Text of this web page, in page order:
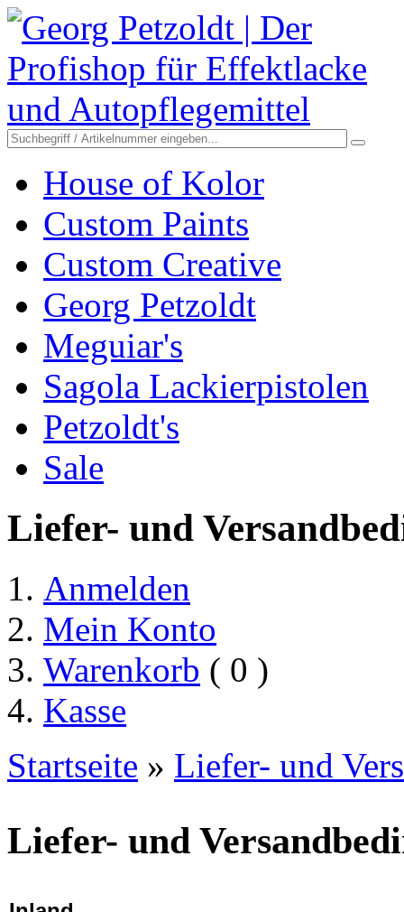
House of Kolor
Custom Paints
Custom Creative
Georg Petzoldt
Meguiar's
Sagola Lackierpistolen
Petzoldt's
Sale
Liefer- und
Anmelden
Mein Konto
Warenkorb ( 0 )
Kasse
Startseite » Liefer- und
Liefer- und